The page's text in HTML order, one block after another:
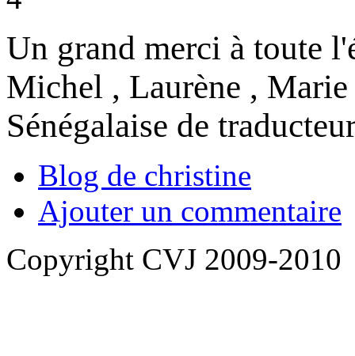
Un grand merci à toute
Michel , Laurène ,
Sénégalaise de
Blog de christine
Ajouter un commentaire
Copyright CVJ 2009-2010